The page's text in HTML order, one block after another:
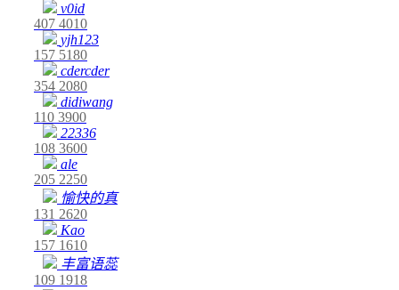
v0id
407 4010
yjh123
157 5180
cdercder
354 2080
didiwang
110 3900
22336
108 3600
ale
205 2250
愉快的真
131 2620
Kao
157 1610
丰富语蕊
109 1918